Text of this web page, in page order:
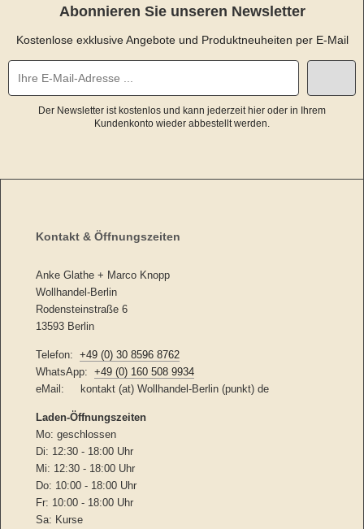
Abonnieren Sie unseren Newsletter
Kostenlose exklusive Angebote und Produktneuheiten per E-Mail
Der Newsletter ist kostenlos und kann jederzeit hier oder in Ihrem
Kundenkonto wieder abbestellt werden.
Kontakt & Öffnungszeiten
Anke Glathe + Marco Knopp
Wollhandel-Berlin
Rodensteinstraße 6
13593 Berlin
Telefon: +49 (0) 30 8596 8762
WhatsApp: +49 (0) 160 508 9934
eMail: kontakt (at) Wollhandel-Berlin (punkt) de
Laden-Öffnungszeiten
Mo: geschlossen
Di: 12:30 - 18:00 Uhr
Mi: 12:30 - 18:00 Uhr
Do: 10:00 - 18:00 Uhr
Fr: 10:00 - 18:00 Uhr
Sa: Kurse